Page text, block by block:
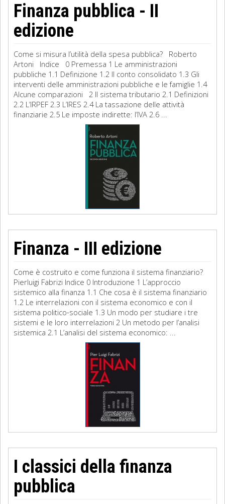
Finanza pubblica - II
edizione
Come si misura l’utilità della spesa pubblica? Roberto
Artoni Indice 0 Premessa 1 Le amministrazioni
pubbliche 1.1 Definizione 1.2 Il conto consolidato 1.3 Gli
interventi delle amministrazioni pubbliche e le famiglie 1.4
Alcune comparazioni 2 Il sistema tributario 2.1 Definizioni
2.2 L’IRPEF 2.3 L’IRES 2.4 La tassazione delle attività
finanziarie 2.5 Le imposte indirette: l’IVA 2.6 ...
Finanza - III edizione
Come è costruito e come funziona il sistema finanziario?
Pierluigi Fabrizi Indice 0 Introduzione 1 L’approccio
sistemico alla finanza 1.1 Che cosa è il sistema finanziario
1.2 Le interrelazioni con il sistema economico e con il
sistema politico-sociale 1.3 Un modo per studiare i tre
sistemi e le loro interrelazioni 2 Un metodo per l’analisi
sistemica 2.1 L’analisi del sistema economico: ...
I classici della finanza
pubblica